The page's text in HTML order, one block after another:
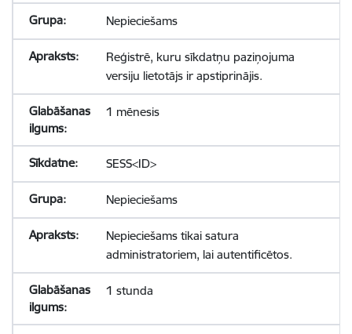
Nepieciešams
Reģistrē, kuru sīkdatņu paziņojuma
versiju lietotājs ir apstiprinājis.
1 mēnesis
SESS<ID>
Nepieciešams
Nepieciešams tikai satura
administratoriem, lai autentificētos.
1 stunda